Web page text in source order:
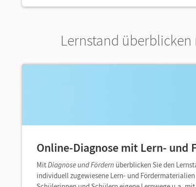
Lernstand
Online-Diagnose mit Lern- und
MitDiagnose und Fördern überblicken Sie den
individuell zugewiesene Lern- und